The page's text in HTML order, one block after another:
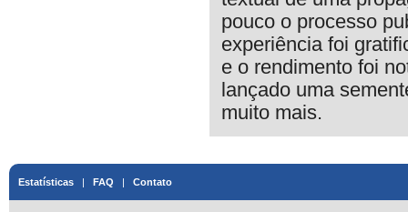
pouco o processo
experiência foi
e o rendimento foi
lançado uma
muito mais.
Estatísticas | FAQ | Contato